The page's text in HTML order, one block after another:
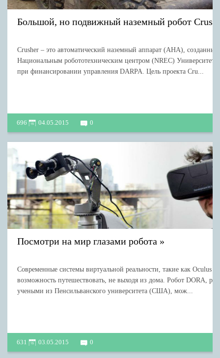
Большой, но подвижный наземный робот
Crusher – это автоматический наземный аппарат (АНА), созданный
Национальным робототехническим центром (NREC)
при финансировании управления DARPA. Цель проекта Cru...
696 04.05.2015 0
Посмотри на мир глазами робота
Современные системы виртуальной реальности, такие как Oculus
возможность путешествовать, не выходя из дома. Робот DORA,
учеными из Пенсильванского университета (США), мож...
631 03.05.2015 0